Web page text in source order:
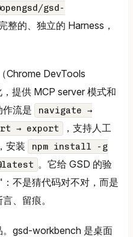
gsd-
整的、独立的 Harness，
Chrome DevTools
提供 MCP server 模式和
作流是
navigate →
→ export
，支持人工
安装
npm install -g
。它给 GSD 的验
不是猜代码对不对，而是
、留痕。
。gsd-workbench 是桌面